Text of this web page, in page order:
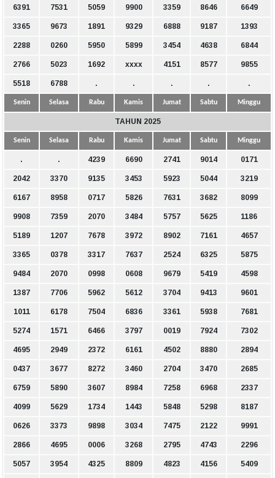
6391 7531 5059 9900 3359 8646 6649
3365 9673 1891 9329 6888 9187 1393
2288 0260 5950 5899 3454 4638 6844
2766 5023 1692 xxxx 4151 8577 9855
5518 6788 . . . . .
Senin Selasa Rabu Kamis Jumat Sabtu Minggu
TAHUN 2025
Senin Selasa Rabu Kamis Jumat Sabtu Minggu
. . 4239 6690 2741 9014 0171
2042 3370 9135 3453 5923 5044 3219
6167 8958 0717 5826 7631 3682 8099
9908 7359 2070 3484 5757 5625 1186
5189 1207 7678 3972 8902 7161 4657
3365 0378 3317 7637 2524 6325 5875
9484 2070 0998 0608 9679 5419 4598
1387 7706 5962 5612 3704 9413 9601
1011 6178 7504 6836 3361 5938 7681
5274 1571 6466 3797 0019 7924 7302
4695 2949 2372 6161 4502 8880 2894
0437 3677 8272 3460 2704 3470 2685
6759 5890 3607 8984 7258 6968 2337
4099 5629 1734 1443 5848 5298 8187
0626 3373 9898 3034 7475 2122 9991
2866 4695 0006 3268 2795 4743 2296
5057 3954 4325 8809 4823 4156 5409